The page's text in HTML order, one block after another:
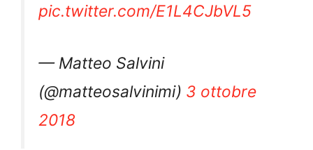
pic.twitter.com/E1L4CJbVL5
— Matteo Salvini
(@matteosalvinimi) 3 ottobre
2018